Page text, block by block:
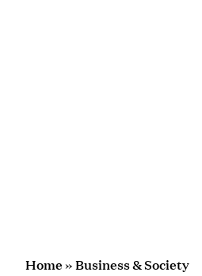
Home»Business & Society